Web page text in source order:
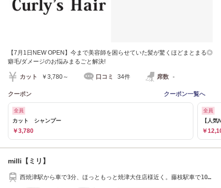
【7月1日NEW OPEN】今まで美容師を困らせていた髪が驚くほどまとまる◎
癖毛/ダメージのお悩みまるごと解決!
カット ￥3,780～ 口コミ 34件 席数 -
クーポン クーポン一覧へ
全員
カット シャンプー
￥3,780
全員
【人
￥
milli【ミリ】
西焼津駅から車で3分、ほっともっと焼津大住店様近く。藤枝駅車で10